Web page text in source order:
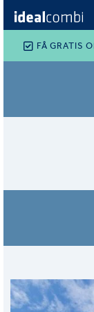
FÅ GRATIS